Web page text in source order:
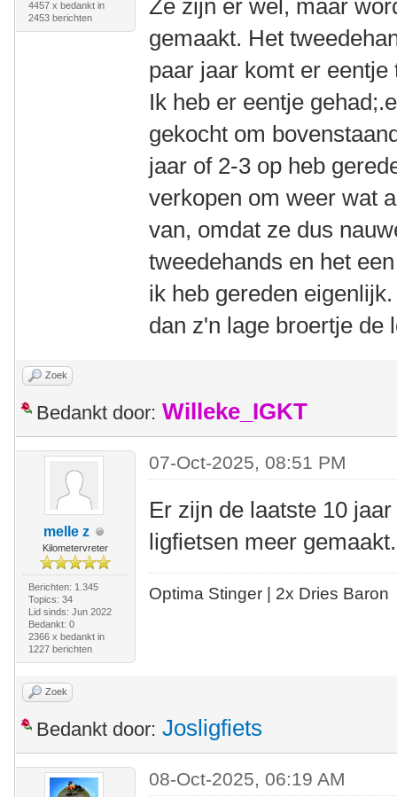
4457 x bedankt in
2453 berichten
Ze zijn er wel, maar
gemaakt. Het
paar jaar komt er
Ik heb er eentje
gekocht om
jaar of 2-3 op heb
verkopen om weer wat
van, omdat ze dus
tweedehands en het
ik heb gereden
dan z'n lage broertje de
Zoek
Bedankt door: Willeke_IGKT
melle z
Kilometervreter
Berichten: 1.345
Topics: 34
Lid sinds: Jun 2022
Bedankt: 0
2366 x bedankt in
1227 berichten
07-Oct-2025, 08:51 PM
Er zijn de laatste 10
ligfietsen meer
Optima Stinger | 2x Dries Baron
Zoek
Bedankt door: Josligfiets
08-Oct-2025, 06:19 AM